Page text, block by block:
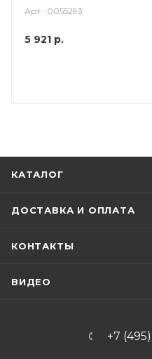
Арт.: 0055293
5 921 р.
КАТАЛОГ
ДОСТАВКА И ОПЛАТА
КОНТАКТЫ
ВИДЕО
+7